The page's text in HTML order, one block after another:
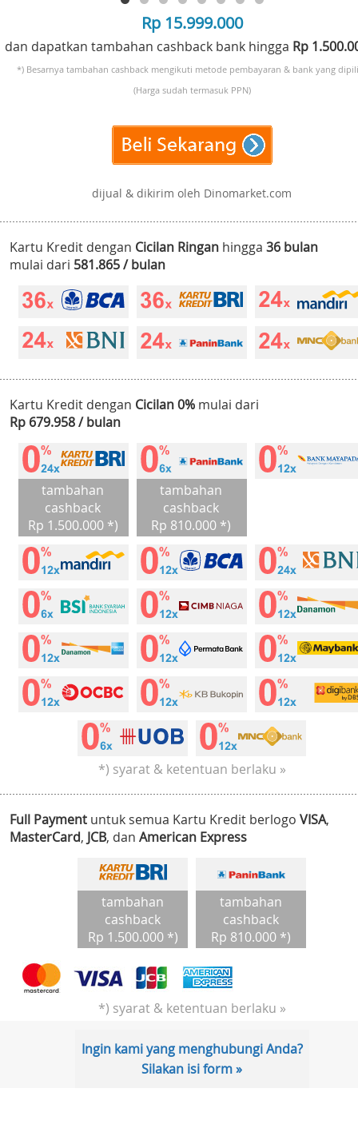
Rp 15.999.000
dan dapatkan tambahan cashback bank hingga Rp
*) Besarnya tambahan cashback mengikuti metode pembayaran & bank yang
(Harga sudah termasuk PPN)
dijual & dikirim oleh Dinomarket.com
Kartu Kredit dengan Cicilan Ringan hingga 36 bulan
mulai dari 581.865 / bulan
Kartu Kredit dengan Cicilan 0% mulai dari
Rp 679.958 / bulan
tambahan
cashback
Rp 1.500.000 *)
tambahan
cashback
Rp 810.000 *)
*) syarat & ketentuan berlaku »
Full Payment untuk semua Kartu Kredit berlogo VISA,
MasterCard, JCB, dan American Express
tambahan
cashback
Rp 1.500.000 *)
tambahan
cashback
Rp 810.000 *)
*) syarat & ketentuan berlaku »
Ingin kami yang menghubungi Anda?
Silakan isi form »